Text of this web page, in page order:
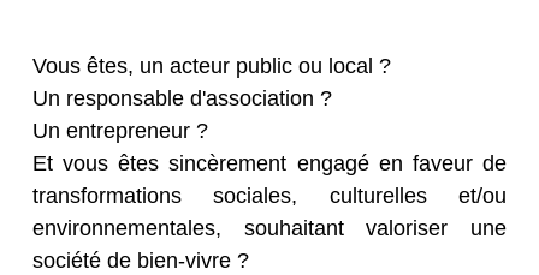
Vous êtes, un acteur public ou local ?
Un responsable d'association ?
Un entrepreneur ?
Et vous êtes sincèrement engagé en faveur de
transformations sociales, culturelles et/ou
environnementales, souhaitant valoriser une
société de bien-vivre ?